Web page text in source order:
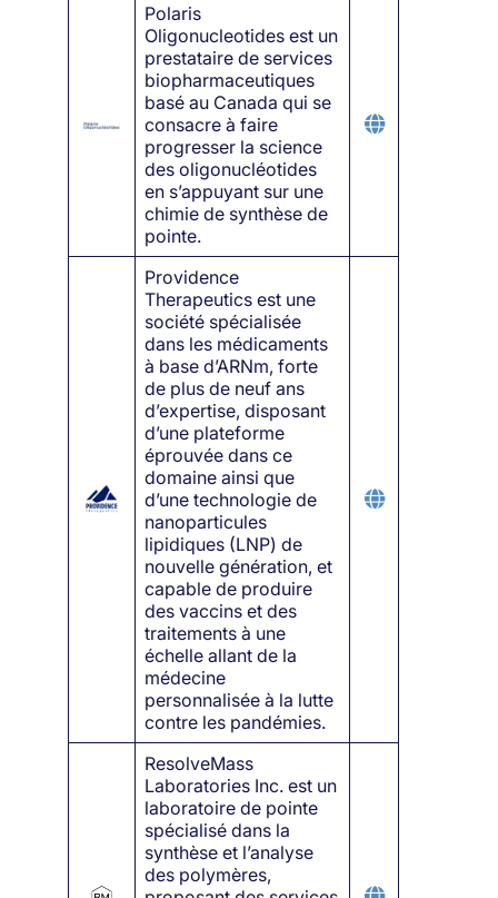
Polaris
Oligonucleotides est un
prestataire de services
biopharmaceutiques
basé au Canada qui se
consacre à faire
progresser la science
des oligonucléotides
en s’appuyant sur une
chimie de synthèse de
pointe.
Providence
Therapeutics est une
société spécialisée
dans les médicaments
à base d’ARNm, forte
de plus de neuf ans
d’expertise, disposant
d’une plateforme
éprouvée dans ce
domaine ainsi que
d’une technologie de
nanoparticules
lipidiques (LNP) de
nouvelle génération, et
capable de produire
des vaccins et des
traitements à une
échelle allant de la
médecine
personnalisée à la lutte
contre les pandémies.
ResolveMass
Laboratories Inc. est un
laboratoire de pointe
spécialisé dans la
synthèse et l’analyse
des polymères,